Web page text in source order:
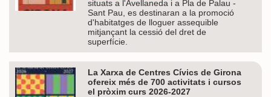
situats a l'Avellaneda i a Pla de Palau -
Sant Pau, es destinaran a la promoció
d'habitatges de lloguer assequible
mitjançant la cessió del dret de
superfície.
La Xarxa de Centres Cívics de Girona
ofereix més de 700 activitats i cursos
el pròxim curs 2026-2027